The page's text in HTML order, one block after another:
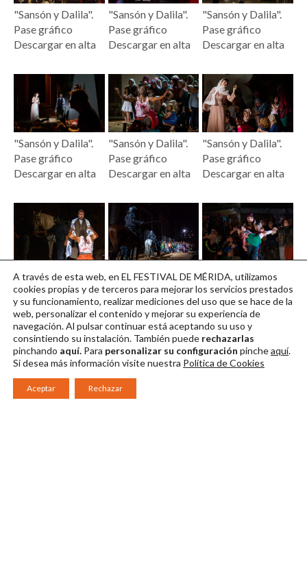
"Sansón y Dalila".
Pase gráfico
Descargar en alta
"Sansón y Dalila".
Pase gráfico
Descargar en alta
"Sansón y Dalila".
Pase gráfico
Descargar en alta
"Sansón y Dalila".
Pase gráfico
Descargar en alta
"Sansón y Dalila".
Pase gráfico
Descargar en alta
"Sansón y Dalila".
Pase gráfico
Descargar en alta
"Sansón y Dalila".
Pase gráfico
Descargar en alta
"Sansón y Dalila".
Pase gráfico
Descargar en alta
"Sansón y Dalila".
Pase gráfico
Descargar en alta
A través de esta web, en EL FESTIVAL DE MÉRIDA, utilizamos
cookies propias y de terceros para mejorar los servicios prestados
y su funcionamiento, realizar mediciones del uso que se hace de la
web, personalizar el contenido y mejorar su experiencia de
navegación. Al pulsar continuarestá aceptando su uso y
consintiendo su instalación. También puede rechazarlas
pinchando aquí. Para personalizar su configuración pincheaquí.
Si desea más información visite nuestra Política de Cookies
Aceptar Rechazar